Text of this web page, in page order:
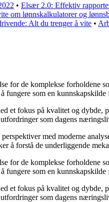
• Elsær 2.0: Effektiv
om lønnskalkulatorer og
Alt du trenger å vite •
de komplekse forholdene
som en kunnskapskilde
et fokus på kvalitet og dybde,
som dagens
med moderne
å forstå de underliggende
de komplekse forholdene
som en kunnskapskilde
et fokus på kvalitet og dybde,
som dagens